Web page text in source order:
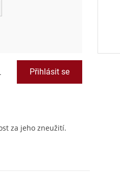
za jeho zneužití.